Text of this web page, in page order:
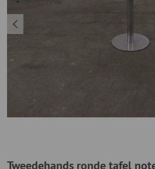
Tweedehands ronde tafel